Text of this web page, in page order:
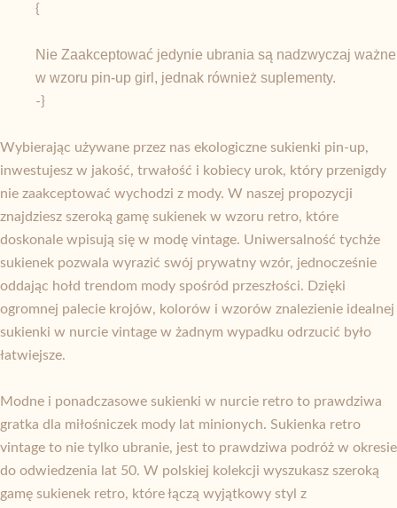
{
Nie Zaakceptować jedynie ubrania są nadzwyczaj ważne
w wzoru pin-up girl, jednak również suplementy.
-}
Wybierając używane przez nas ekologiczne sukienki pin-up,
inwestujesz w jakość, trwałość i kobiecy urok, który przenigdy
nie zaakceptować wychodzi z mody. W naszej propozycji
znajdziesz szeroką gamę sukienek w wzoru retro, które
doskonale wpisują się w modę vintage. Uniwersalność tychże
sukienek pozwala wyrazić swój prywatny wzór, jednocześnie
oddając hołd trendom mody spośród przeszłości. Dzięki
ogromnej palecie krojów, kolorów i wzorów znalezienie idealnej
sukienki w nurcie vintage w żadnym wypadku odrzucić było
łatwiejsze.
Modne i ponadczasowe sukienki w nurcie retro to prawdziwa
gratka dla miłośniczek mody lat minionych. Sukienka retro
vintage to nie tylko ubranie, jest to prawdziwa podróż w okresie
do odwiedzenia lat 50. W polskiej kolekcji wyszukasz szeroką
gamę sukienek retro, które łączą wyjątkowy styl z